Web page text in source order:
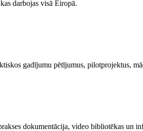
darbojas visā Eiropā.
gadījumu pētījumus, pilotprojektus,
dokumentācija, video bibliotēkas un